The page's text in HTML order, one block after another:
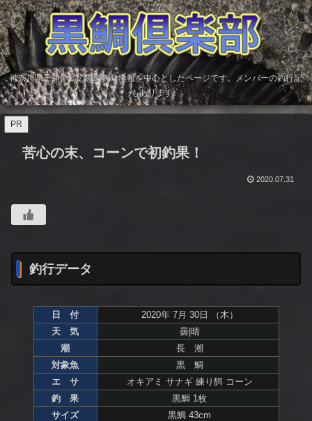
神奈川県三浦半島の黒鯛釣り情報を中心としたページです。メンバーの釣行記
もあります。
PR
苦心の末、コーンで初釣果！
2020.07.31
釣行データ
日 付
2020年 7月 30日 （木）
天 気
曇|晴
潮
長 潮
対象魚
黒 鯛
エ サ
オキアミ サナギ 練り餌 コーン
釣 果
黒鯛 1枚
サイズ
黒鯛 43cm